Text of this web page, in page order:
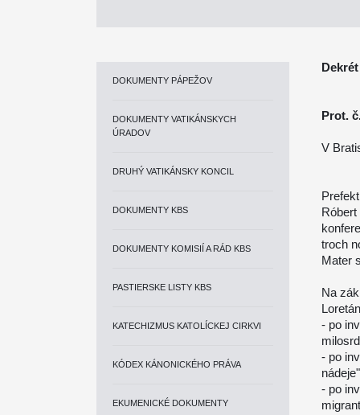
DOKUMENTY PÁPEŽOV
DOKUMENTY VATIKÁNSKYCH
ÚRADOV
DRUHÝ VATIKÁNSKY KONCIL
DOKUMENTY KBS
DOKUMENTY KOMISIÍ A RÁD KBS
PASTIERSKE LISTY KBS
KATECHIZMUS KATOLÍCKEJ CIRKVI
KÓDEX KÁNONICKÉHO PRÁVA
EKUMENICKÉ DOKUMENTY
Prot.
V
troch
Mater
Na
- po
- po
- po